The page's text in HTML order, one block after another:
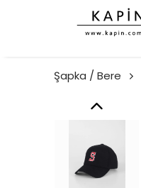
Şapka / Bere